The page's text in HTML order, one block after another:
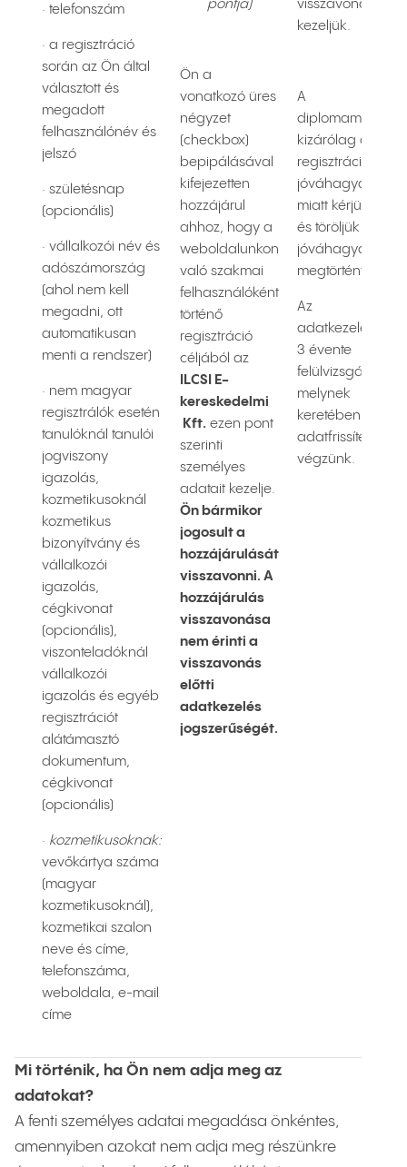
· telefonszám
· a regisztráció
során az Ön által
választott és
megadott
felhasználónév és
jelszó
· születésnap
(opcionális)
· vállalkozói név és
adószámország
(ahol nem kell
megadni, ott
automatikusan
menti a rendszer)
· nem magyar
regisztrálók esetén
tanulóknál tanulói
jogviszony
igazolás,
kozmetikusoknál
kozmetikus
bizonyítvány és
vállalkozói
igazolás,
cégkivonat
(opcionális),
viszonteladóknál
vállalkozói
igazolás és egyéb
regisztrációt
alátámasztó
dokumentum,
cégkivonat
(opcionális)
· kozmetikusoknak:
vevőkártya száma
(magyar
kozmetikusoknál),
kozmetikai szalon
neve és címe,
telefonszáma,
weboldala, e-mail
címe
pontja)
Ön a
vonatkozó üres
négyzet
(checkbox)
bepipálásával
kifejezetten
hozzájárul
ahhoz, hogy a
weboldalunkon
való szakmai
felhasználóként
történő
regisztráció
céljából az
ILCSI E-
kereskedelmi
Kft. ezen pont
szerinti
személyes
adatait kezelje.
Ön bármikor
jogosult a
hozzájárulását
visszavonni. A
hozzájárulás
visszavonása
nem érinti a
visszavonás
előtti
adatkezelés
jogszerűségét.
visszavonásáig
kezeljük.
A
kizárólag a
regisztráció
jóváhagyása
miatt kérjük, így
és töröljük amint
jóváhagyás
megtörtént.
Az
3 évente
felülvizsgáljuk,
melynek
keretében
adatfrissítést
végzünk.
Mi történik, ha Ön nem adja meg az
adatokat?
A fenti személyes adatai megadása önkéntes,
amennyiben azokat nem adja meg részünkre